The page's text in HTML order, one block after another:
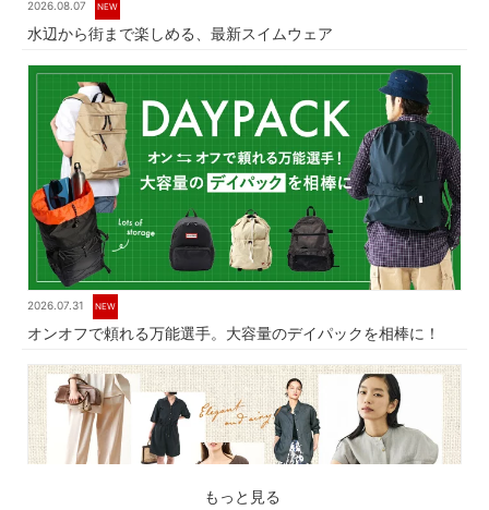
2026.08.07 NEW
水辺から街まで楽しめる、最新スイムウェア
2026.07.31 NEW
オンオフで頼れる万能選手。大容量のデイパックを相棒に！
もっと見る